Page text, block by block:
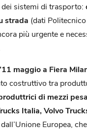
sistemi di trasporto:
strada (dati
più urgente e
maggio a Fiera
costruttivo tra
di mezzi
Italia, Volvo
Europea,